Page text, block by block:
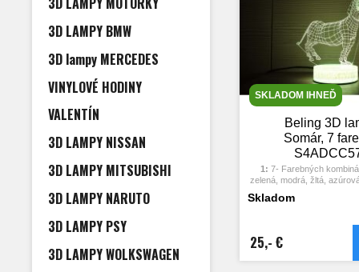
3D LAMPY BMW
3D lampy MERCEDES
VINYLOVÉ HODINY
VALENTÍN
3D LAMPY NISSAN
3D LAMPY MITSUBISHI
3D LAMPY NARUTO
3D LAMPY PSY
3D LAMPY WOLKSWAGEN
Táto lampa môže byť
spálni, detskej izbe,
obchode, kaviarni,
dekoratívne
SKLADOM IHNEĎ
Beling 3D
Somár, 7
1: 7- Farebných
zelená, modrá, žltá,
rozsvieti jedna farba,
ďalšia farba.
3:Automaticky režim
dotykové tlačidlo na
Skladom
25,- €